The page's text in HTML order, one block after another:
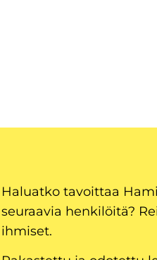
Haluatko tavoittaa
seuraavia henkilöitä?
ihmiset.